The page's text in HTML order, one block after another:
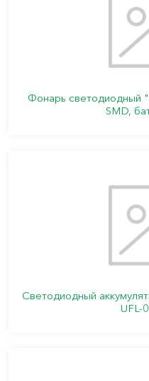
Фонарь светодиодный
SMD,
Светодиодный
UFL-